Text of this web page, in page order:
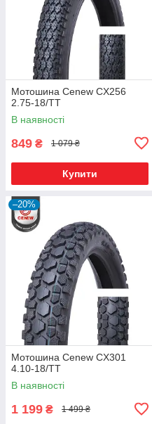
Мотошина Cenew CX256
2.75-18/TT
В наявності
849 ₴ 1 079 ₴
Купити
–20%
Мотошина Cenew CX301
4.10-18/TT
В наявності
1 199 ₴ 1 499 ₴